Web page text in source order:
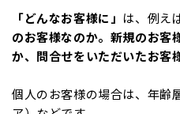
「どんなお客様に」 は、例え
のお客様なのか。新規のお客
か、問合せをいただいたお客
個人のお客様の場合は、年齢